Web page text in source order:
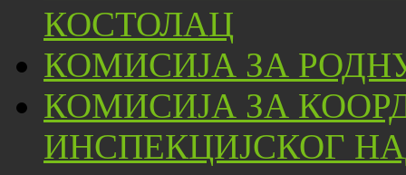
КОСТОЛАЦ
КОМИСИЈА ЗА
КОМИСИЈА ЗА
ИНСПЕКЦИЈСКОГ